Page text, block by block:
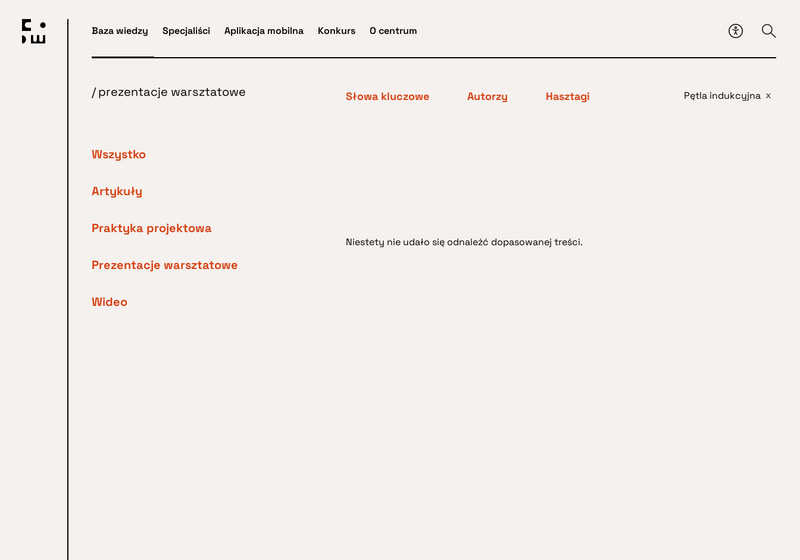
głównej
Baza wiedzy Specjaliści Aplikacja mobilna Konkurs O centrum
/prezentacje warsztatowe
Wszystko
Artykuły
Praktyka projektowa
Prezentacje warsztatowe
Wideo
Słowa kluczowe Autorzy Hasztagi Pętla indukcyjna x
Niestety nie udało się odnaleźć dopasowanej treści.